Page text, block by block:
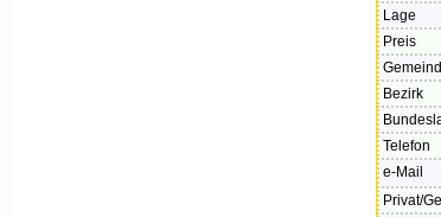
Lage
Preis
Bezirk
Telefon
e-Mail
Privat/